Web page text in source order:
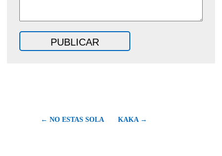
← NO ESTAS SOLA KAKA →